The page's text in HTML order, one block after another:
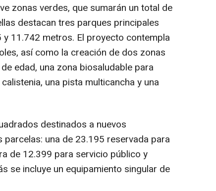
zonas verdes, que sumarán un total de
destacan tres parques principales
11.742 metros. El proyecto contempla
así como la creación de dos zonas
edad, una zona biosaludable para
una pista multicancha y una
destinados a nuevos
una de 23.195 reservada para
de 12.399 para servicio público y
se incluye un equipamiento singular de